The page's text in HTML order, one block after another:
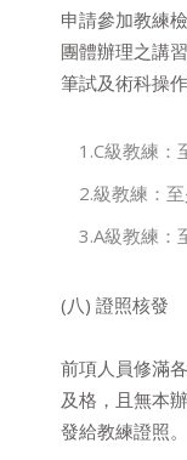
申請參加教練
團體辦理之講
筆試及術科操
1.C級教練：
2.級教練：至
3.A級教練：
(八) 證照核發
前項人員修滿
及格，且無本
發給教練證照。